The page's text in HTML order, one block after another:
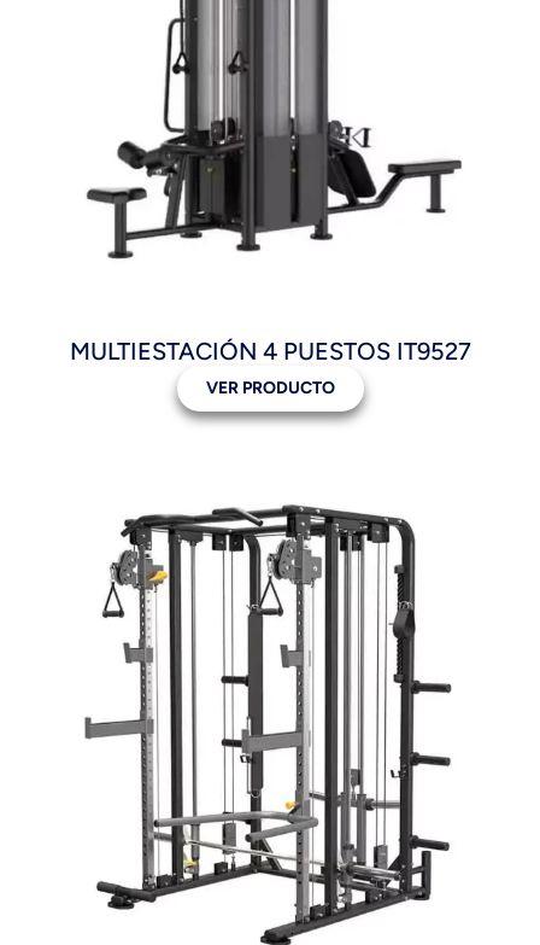
MULTIESTACIÓN 4 PUESTOS IT9527
VER PRODUCTO